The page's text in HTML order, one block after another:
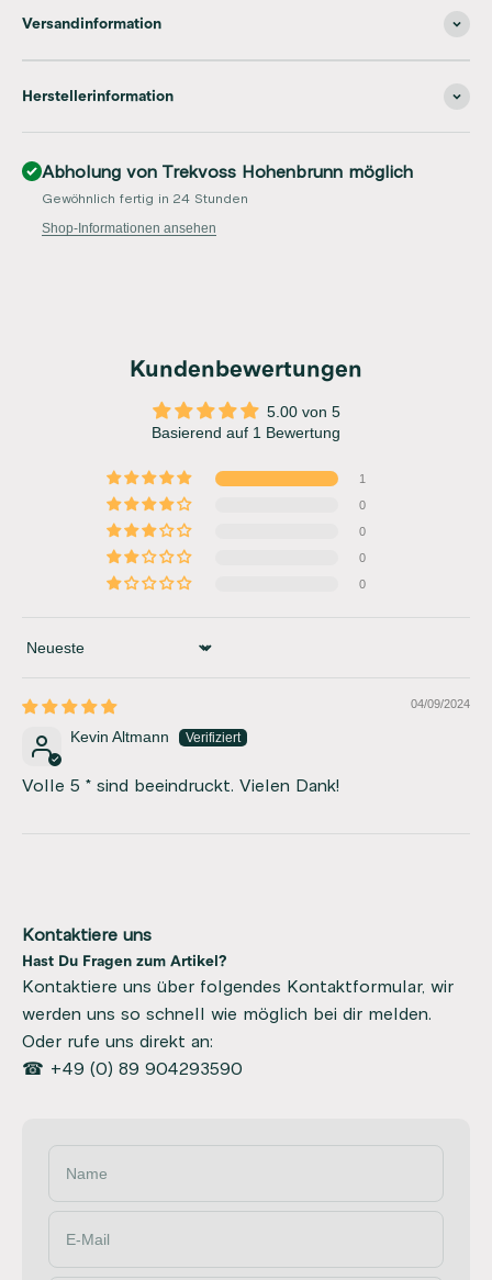
Versandinformation
Herstellerinformation
Abholung von Trekvoss Hohenbrunn möglich
Gewöhnlich fertig in 24 Stunden
Shop-Informationen ansehen
Kundenbewertungen
5.00 von 5
Basierend auf 1 Bewertung
1
0
0
0
0
Sort by
04/09/2024
Kevin Altmann
Volle 5 * sind beeindruckt. Vielen Dank!
Kontaktiere uns
Hast Du Fragen zum Artikel?
Kontaktiere uns über folgendes Kontaktformular, wir
werden uns so schnell wie möglich bei dir melden.
Oder rufe uns direkt an:
☎ +49 (0) 89 904293590
Name
E-Mail